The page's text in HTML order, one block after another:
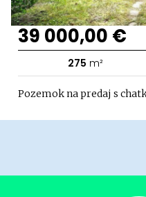
39 000,00 €
275 m²
Pozemok na predaj s